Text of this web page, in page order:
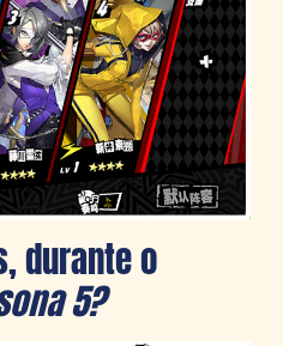
durante o
5?